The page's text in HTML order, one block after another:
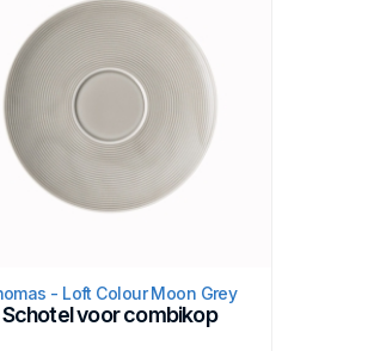
- Loft Colour Moon Grey
Schotel voor combikop